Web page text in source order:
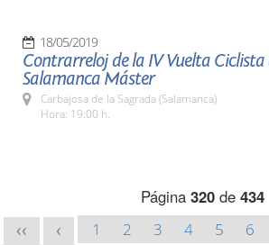
18/05/2019
Contrarreloj de la IV Vuelta Ciclista
Salamanca Máster
Carbajosa de la Sagrada (Salamanca)
Hora: 19:00 h.
Página 320de 434
<< < 1 2 3 4 5 6